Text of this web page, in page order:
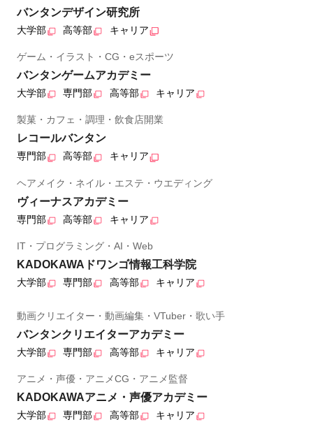
バンタンデザイン研究所
大学部 高等部 キャリア
ゲーム・イラスト・CG・eスポーツ
バンタンゲームアカデミー
大学部 専門部 高等部 キャリア
製菓・カフェ・調理・飲食店開業
レコールバンタン
専門部 高等部 キャリア
ヘアメイク・ネイル・エステ・ウエディング
ヴィーナスアカデミー
専門部 高等部 キャリア
IT・プログラミング・AI・Web
KADOKAWAドワンゴ情報工科学院
大学部 専門部 高等部 キャリア
動画クリエイター・動画編集・VTuber・歌い手
バンタンクリエイターアカデミー
大学部 専門部 高等部 キャリア
アニメ・声優・アニメCG・アニメ監督
KADOKAWAアニメ・声優アカデミー
大学部 専門部 高等部 キャリア